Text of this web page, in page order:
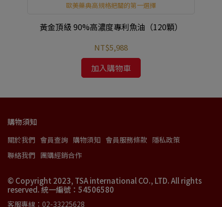
歐美藥典高規格把關的第一選擇
黃金頂級 90%高濃度專利魚油（120顆）
NT$5,988
加入購物車
購物須知
關於我們 會員查詢 購物須知 會員服務條款 隱私政策
聯絡我們 團購經銷合作
© Copyright 2023, TSA international CO., LTD. All rights
reserved. 統一編號：54506580
客服專線：02-33225628